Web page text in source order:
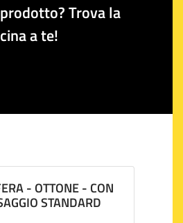
Trova la
a te!
- OTTONE - CON
STANDARD